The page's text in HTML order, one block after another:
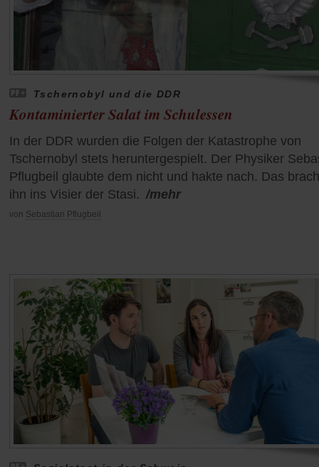
Tschernobyl und die DDR
Kontaminierter Salat im Schulessen
In der DDR wurden die Folgen der Katastrophe von
Tschernobyl stets heruntergespielt. Der Physiker
Pflugbeil glaubte dem nicht und hakte nach. Das
ihn ins Visier der Stasi. /mehr
von Sebastian Pflugbeil